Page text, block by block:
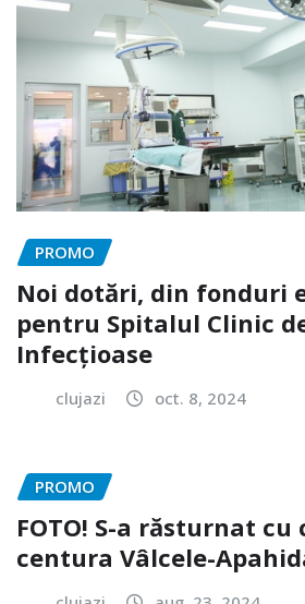
PROMO
Noi dotări, din fonduri
pentru Spitalul Clinic
Infecțioase
clujazi oct. 8, 2024
PROMO
FOTO! S-a răsturnat
centura Vâlcele-